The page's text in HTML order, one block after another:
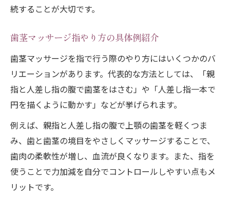
続することが大切です。
歯茎マッサージ指やり方の具体例紹介
歯茎マッサージを指で行う際のやり方にはいくつかのバ
リエーションがあります。代表的な方法としては、「親
指と人差し指の腹で歯茎をはさむ」や「人差し指一本で
円を描くように動かす」などが挙げられます。
例えば、親指と人差し指の腹で上顎の歯茎を軽くつま
み、歯と歯茎の境目をやさしくマッサージすることで、
歯肉の柔軟性が増し、血流が良くなります。また、指を
使うことで力加減を自分でコントロールしやすい点もメ
リットです。